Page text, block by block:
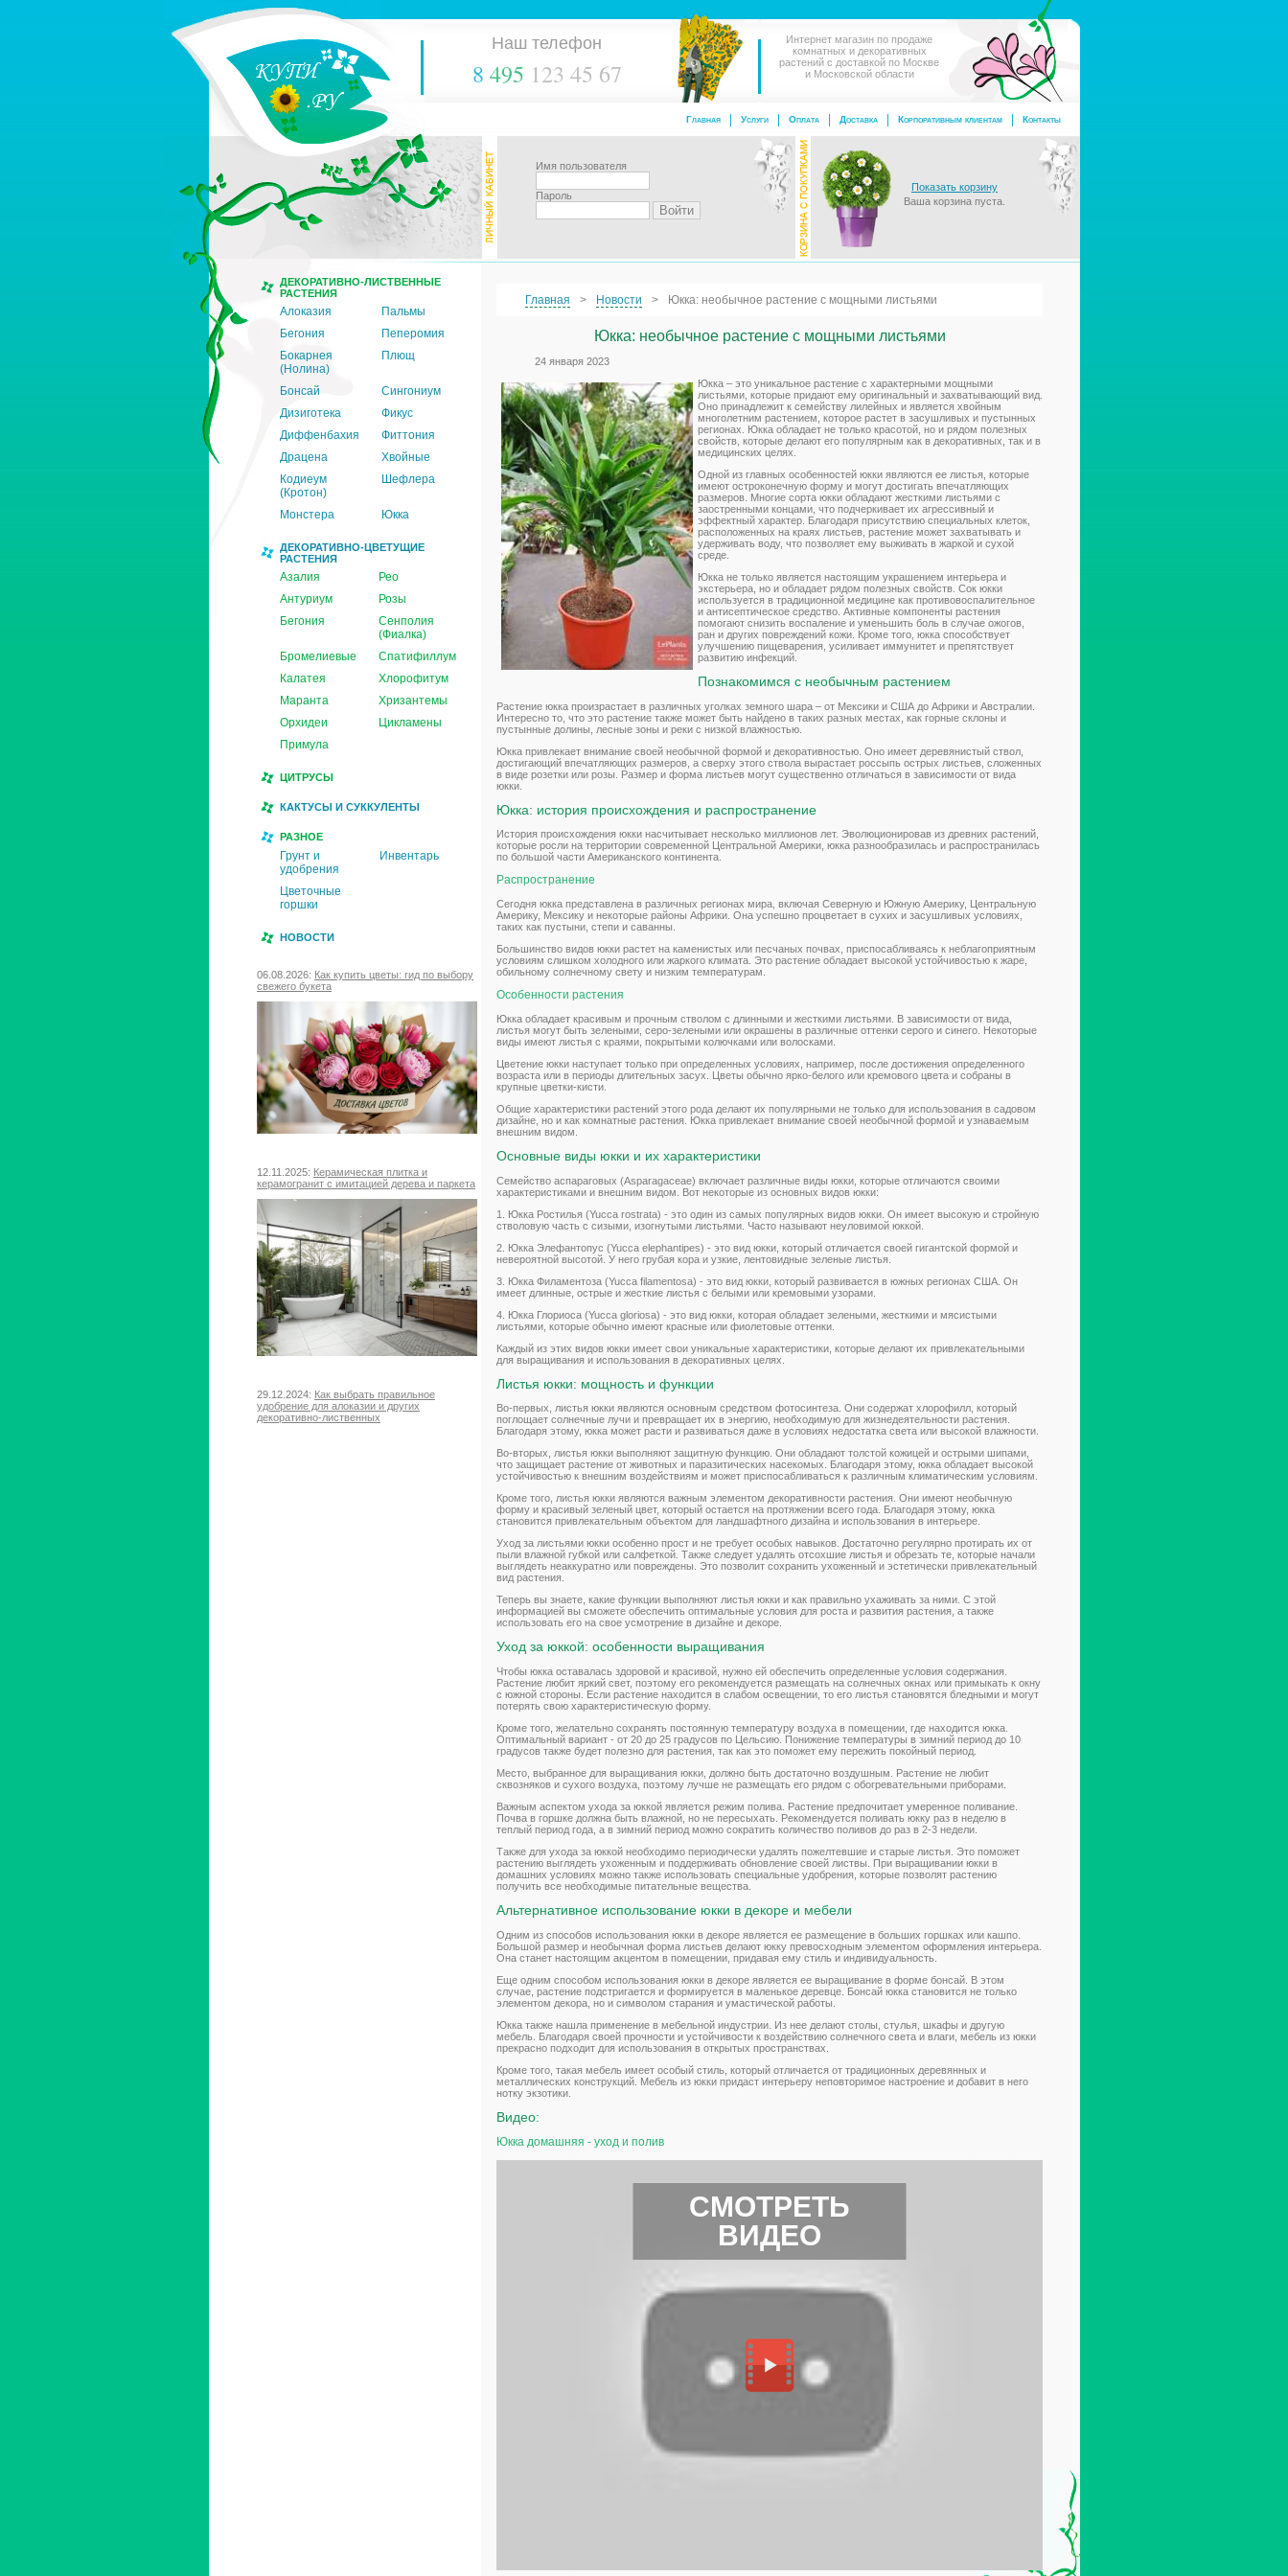
Наш телефон
8 495 123 45 67
Интернет магазин по продаже
комнатных и декоративных
растений с доставкой по Москве
и Московской области
Контакты
Корпоративным клиентам
Доставка
Оплата
Услуги
Главная
Имя пользователя
Пароль
Показать корзину
Ваша корзина пуста.
ДЕКОРАТИВНО-ЛИСТВЕННЫЕ
РАСТЕНИЯ
Алоказия
Пальмы
Бегония
Пеперомия
Бокарнея
(Нолина)
Плющ
Бонсай
Сингониум
Дизиготека
Фикус
Диффенбахия
Фиттония
Драцена
Хвойные
Кодиеум
(Кротон)
Шефлера
Монстера Юкка
ДЕКОРАТИВНО-ЦВЕТУЩИЕ
РАСТЕНИЯ
Азалия
Рео
Антуриум
Розы
Бегония
Сенполия
(Фиалка)
Бромелиевые
Спатифиллум
Калатея
Хлорофитум
Маранта
Хризантемы
Орхидеи
Цикламены
Примула
ЦИТРУСЫ
КАКТУСЫ И СУККУЛЕНТЫ
РАЗНОЕ
Грунт и
удобрения
Инвентарь
Цветочные
горшки
НОВОСТИ
06.08.2026: Как купить цветы: гид по выбору
свежего букета
12.11.2025: Керамическая плитка и
керамогранит с имитацией дерева и паркета
29.12.2024: Как выбрать правильное
удобрение для алоказии и других
декоративно-лиственных
Главная Новости Юкка: необычное растение с мощными листьями
Юкка: необычное растение с мощными листьями
24 января 2023
Юкка – это уникальное растение с характерными мощными
листьями, которые придают ему оригинальный и захватывающий вид.
Оно принадлежит к семейству лилейных и является хвойным
многолетним растением, которое растет в засушливых и пустынных
регионах. Юкка обладает не только красотой, но и рядом полезных
свойств, которые делают его популярным как в декоративных, так и в
медицинских целях.
Одной из главных особенностей юкки являются ее листья, которые
имеют остроконечную форму и могут достигать впечатляющих
размеров. Многие сорта юкки обладают жесткими листьями с
заостренными концами, что подчеркивает их агрессивный и
эффектный характер. Благодаря присутствию специальных клеток,
расположенных на краях листьев, растение может захватывать и
удерживать воду, что позволяет ему выживать в жаркой и сухой
среде.
Юкка не только является настоящим украшением интерьера и
экстерьера, но и обладает рядом полезных свойств. Сок юкки
используется в традиционной медицине как противовоспалительное
и антисептическое средство. Активные компоненты растения
помогают снизить воспаление и уменьшить боль в случае ожогов,
ран и других повреждений кожи. Кроме того, юкка способствует
улучшению пищеварения, усиливает иммунитет и препятствует
развитию инфекций.
Познакомимся с необычным растением
Растение юкка произрастает в различных уголках земного шара – от Мексики и США до Африки и Австралии.
Интересно то, что это растение также может быть найдено в таких разных местах, как горные склоны и
пустынные долины, лесные зоны и реки с низкой влажностью.
Юкка привлекает внимание своей необычной формой и декоративностью. Оно имеет деревянистый ствол,
достигающий впечатляющих размеров, а сверху этого ствола вырастает россыпь острых листьев, сложенных
в виде розетки или розы. Размер и форма листьев могут существенно отличаться в зависимости от вида
юкки.
Юкка: история происхождения и распространение
История происхождения юкки насчитывает несколько миллионов лет. Эволюционировав из древних растений,
которые росли на территории современной Центральной Америки, юкка разнообразилась и распространилась
по большой части Американского континента.
Распространение
Сегодня юкка представлена в различных регионах мира, включая Северную и Южную Америку, Центральную
Америку, Мексику и некоторые районы Африки. Она успешно процветает в сухих и засушливых условиях,
таких как пустыни, степи и саванны.
Большинство видов юкки растет на каменистых или песчаных почвах, приспосабливаясь к неблагоприятным
условиям слишком холодного или жаркого климата. Это растение обладает высокой устойчивостью к жаре,
обильному солнечному свету и низким температурам.
Особенности растения
Юкка обладает красивым и прочным стволом с длинными и жесткими листьями. В зависимости от вида,
листья могут быть зелеными, серо-зелеными или окрашены в различные оттенки серого и синего. Некоторые
виды имеют листья с краями, покрытыми колючками или волосками.
Цветение юкки наступает только при определенных условиях, например, после достижения определенного
возраста или в периоды длительных засух. Цветы обычно ярко-белого или кремового цвета и собраны в
крупные цветки-кисти.
Общие характеристики растений этого рода делают их популярными не только для использования в садовом
дизайне, но и как комнатные растения. Юкка привлекает внимание своей необычной формой и узнаваемым
внешним видом.
Основные виды юкки и их характеристики
Семейство аспараговых (Asparagaceae) включает различные виды юкки, которые отличаются своими
характеристиками и внешним видом. Вот некоторые из основных видов юкки:
1. Юкка Ростилья (Yucca rostrata) - это один из самых популярных видов юкки. Он имеет высокую и стройную
стволовую часть с сизыми, изогнутыми листьями. Часто называют неуловимой юккой.
2. Юкка Элефантопус (Yucca elephantipes) - это вид юкки, который отличается своей гигантской формой и
невероятной высотой. У него грубая кора и узкие, лентовидные зеленые листья.
3. Юкка Филаментоза (Yucca filamentosa) - это вид юкки, который развивается в южных регионах США. Он
имеет длинные, острые и жесткие листья с белыми или кремовыми узорами.
4. Юкка Глориоса (Yucca gloriosa) - это вид юкки, которая обладает зелеными, жесткими и мясистыми
листьями, которые обычно имеют красные или фиолетовые оттенки.
Каждый из этих видов юкки имеет свои уникальные характеристики, которые делают их привлекательными
для выращивания и использования в декоративных целях.
Листья юкки: мощность и функции
Во-первых, листья юкки являются основным средством фотосинтеза. Они содержат хлорофилл, который
поглощает солнечные лучи и превращает их в энергию, необходимую для жизнедеятельности растения.
Благодаря этому, юкка может расти и развиваться даже в условиях недостатка света или высокой влажности.
Во-вторых, листья юкки выполняют защитную функцию. Они обладают толстой кожицей и острыми шипами,
что защищает растение от животных и паразитических насекомых. Благодаря этому, юкка обладает высокой
устойчивостью к внешним воздействиям и может приспосабливаться к различным климатическим условиям.
Кроме того, листья юкки являются важным элементом декоративности растения. Они имеют необычную
форму и красивый зеленый цвет, который остается на протяжении всего года. Благодаря этому, юкка
становится привлекательным объектом для ландшафтного дизайна и использования в интерьере.
Уход за листьями юкки особенно прост и не требует особых навыков. Достаточно регулярно протирать их от
пыли влажной губкой или салфеткой. Также следует удалять отсохшие листья и обрезать те, которые начали
выглядеть неаккуратно или повреждены. Это позволит сохранить ухоженный и эстетически привлекательный
вид растения.
Теперь вы знаете, какие функции выполняют листья юкки и как правильно ухаживать за ними. С этой
информацией вы сможете обеспечить оптимальные условия для роста и развития растения, а также
использовать его на свое усмотрение в дизайне и декоре.
Уход за юккой: особенности выращивания
Чтобы юкка оставалась здоровой и красивой, нужно ей обеспечить определенные условия содержания.
Растение любит яркий свет, поэтому его рекомендуется размещать на солнечных окнах или примыкать к окну
с южной стороны. Если растение находится в слабом освещении, то его листья становятся бледными и могут
потерять свою характеристическую форму.
Кроме того, желательно сохранять постоянную температуру воздуха в помещении, где находится юкка.
Оптимальный вариант - от 20 до 25 градусов по Цельсию. Понижение температуры в зимний период до 10
градусов также будет полезно для растения, так как это поможет ему пережить покойный период.
Место, выбранное для выращивания юкки, должно быть достаточно воздушным. Растение не любит
сквозняков и сухого воздуха, поэтому лучше не размещать его рядом с обогревательными приборами.
Важным аспектом ухода за юккой является режим полива. Растение предпочитает умеренное поливание.
Почва в горшке должна быть влажной, но не пересыхать. Рекомендуется поливать юкку раз в неделю в
теплый период года, а в зимний период можно сократить количество поливов до раз в 2-3 недели.
Также для ухода за юккой необходимо периодически удалять пожелтевшие и старые листья. Это поможет
растению выглядеть ухоженным и поддерживать обновление своей листвы. При выращивании юкки в
домашних условиях можно также использовать специальные удобрения, которые позволят растению
получить все необходимые питательные вещества.
Альтернативное использование юкки в декоре и мебели
Одним из способов использования юкки в декоре является ее размещение в больших горшках или кашпо.
Большой размер и необычная форма листьев делают юкку превосходным элементом оформления интерьера.
Она станет настоящим акцентом в помещении, придавая ему стиль и индивидуальность.
Еще одним способом использования юкки в декоре является ее выращивание в форме бонсай. В этом
случае, растение подстригается и формируется в маленькое деревце. Бонсай юкка становится не только
элементом декора, но и символом старания и умастической работы.
Юкка также нашла применение в мебельной индустрии. Из нее делают столы, стулья, шкафы и другую
мебель. Благодаря своей прочности и устойчивости к воздействию солнечного света и влаги, мебель из юкки
прекрасно подходит для использования в открытых пространствах.
Кроме того, такая мебель имеет особый стиль, который отличается от традиционных деревянных и
металлических конструкций. Мебель из юкки придаст интерьеру неповторимое настроение и добавит в него
нотку экзотики.
Видео:
Юкка домашняя - уход и полив
СМОТРЕТЬ
ВИДЕО